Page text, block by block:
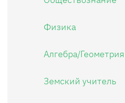
Физика
Алгебра/Геометрия
Земский учитель